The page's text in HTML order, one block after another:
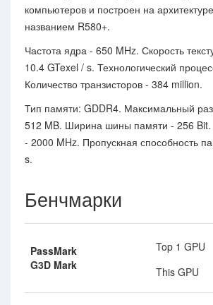
компьютеров и построен на
названием R580+.
Частота ядра - 650 MHz. Скорость
10.4 GTexel / s. Технологический
Количество транзисторов - 384 million.
Тип памяти: GDDR4. Максимальный
512 MB. Ширина шины памяти - 256 Bit.
- 2000 MHz. Пропускная способность
s.
Бенчмарки
PassMark
G3D Mark
Top 1 GPU
This GPU